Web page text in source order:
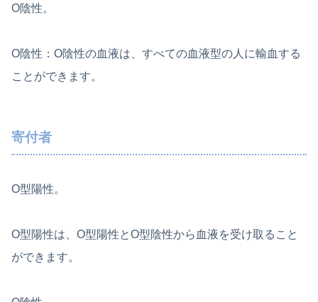
O陰性。
O陰性：O陰性の血液は、すべての血液型の人に輸血する
ことができます。
寄付者
O型陽性。
O型陽性は、O型陽性とO型陰性から血液を受け取ること
ができます。